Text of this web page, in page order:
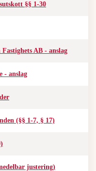
§§ 1-30
AB - anslag
- anslag
(§§ 1-7, § 17)
justering)